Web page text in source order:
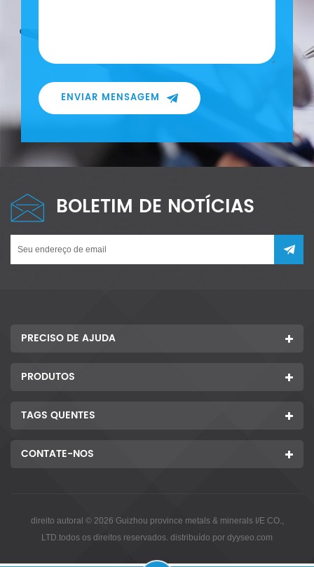
ENVIAR MENSAGEM
BOLETIM DE NOTÍCIAS
PRECISO DE AJUDA
PRODUTOS
TAGS QUENTES
CONTATE-NOS
direito autoral © 2026 Guizhou province metals & minerals I/E CO.,
LTD.todos os direitos reservados. distribuído por dyyseo.com